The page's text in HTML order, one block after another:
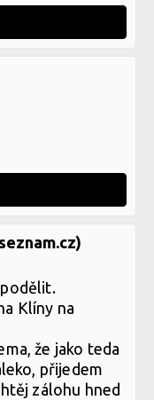
podělit.
Klíny na
že jako teda
přijedem
zálohu hned